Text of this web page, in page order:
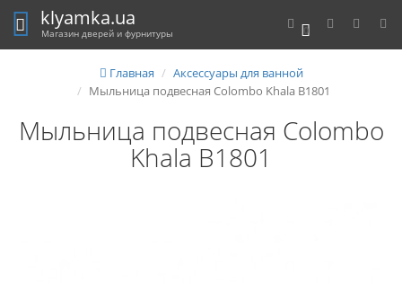
0
klyamka.ua
Магазин дверей и фурнитуры
Главная
Аксессуары для ванной
Мыльница подвесная Colombo Khala B1801
Мыльница подвесная Colombo
Khala B1801